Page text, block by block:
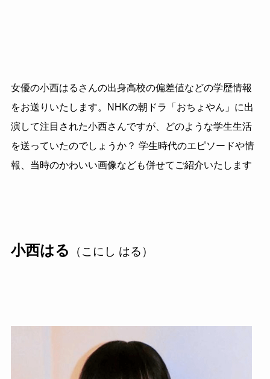
女優の小西はるさんの出身高校の偏差値などの学歴情報
をお送りいたします。NHKの朝ドラ「おちょやん」に出
演して注目された小西さんですが、どのような学生生活
を送っていたのでしょうか？ 学生時代のエピソードや情
報、当時のかわいい画像なども併せてご紹介いたします
小西はる （こにし はる）